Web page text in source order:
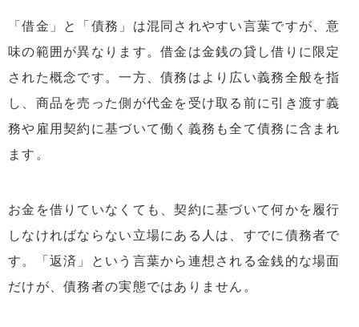
「借金」と「債務」は混同されやすい言葉ですが、意
味の範囲が異なります。借金は金銭の貸し借りに限定
された概念です。一方、債務はより広い義務全般を指
し、商品を売った側が代金を受け取る前に引き渡す義
務や雇用契約に基づいて働く義務も全て債務に含まれ
ます。
お金を借りていなくても、契約に基づいて何かを履行
しなければならない立場にある人は、すでに債務者で
す。「返済」という言葉から連想される金銭的な場面
だけが、債務者の実態ではありません。